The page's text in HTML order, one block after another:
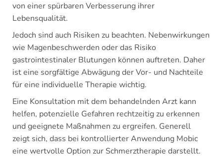
von einer spürbaren Verbesserung ihrer
Lebensqualität.
Jedoch sind auch Risiken zu beachten. Nebenwirkungen
wie Magenbeschwerden oder das Risiko
gastrointestinaler Blutungen können auftreten. Daher
ist eine sorgfältige Abwägung der Vor- und Nachteile
für eine individuelle Therapie wichtig.
Eine Konsultation mit dem behandelnden Arzt kann
helfen, potenzielle Gefahren rechtzeitig zu erkennen
und geeignete Maßnahmen zu ergreifen. Generell
zeigt sich, dass bei kontrollierter Anwendung Mobic
eine wertvolle Option zur Schmerztherapie darstellt.